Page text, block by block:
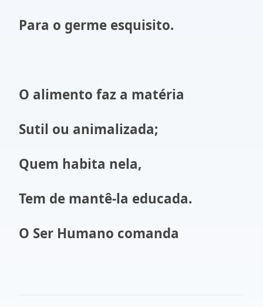
Para o germe esquisito.
O alimento faz a matéria
Sutil ou animalizada;
Quem habita nela,
Tem de mantê-la educada.
O Ser Humano comanda